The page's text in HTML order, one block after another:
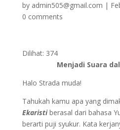
by admin505@gmail.com |
0 comments
Dilihat: 374
Menjadi Suara
Halo Strada muda!
Tahukah kamu apa yang
Ekaristiberasal dari bahasa
berarti puji syukur. Kata